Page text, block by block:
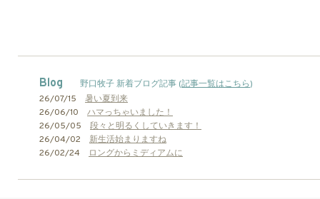
Blog 野口牧子 新着ブログ記事 (記事一覧はこちら)
26/07/15 暑い夏到来
26/06/10 ハマっちゃいました！
26/05/05 段々と明るくしていきます！
26/04/02 新生活始まりますね
26/02/24
ロングからミディアムに